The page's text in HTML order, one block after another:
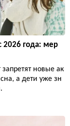
2026 года: мер
новые ак
а дети уже зн